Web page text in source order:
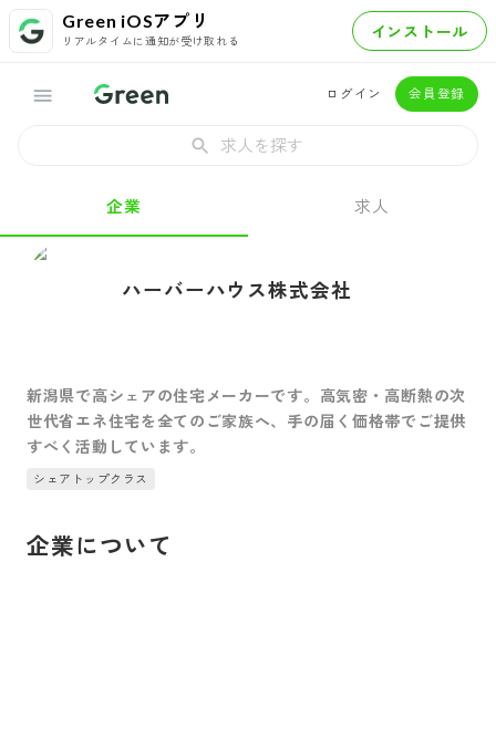
Green iOSアプリ
リアルタイムに通知が受け取れる インストール
ログイン 会員登録
求人を探す
企業 求人
ハーバーハウス株式会社
新潟県で高シェアの住宅メーカーです。高気密・高断熱の次
世代省エネ住宅を全てのご家族へ、手の届く価格帯でご提供
すべく活動しています。
シェアトップクラス
企業について